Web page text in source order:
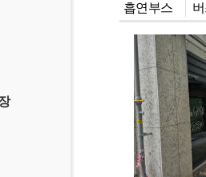
흡연부스